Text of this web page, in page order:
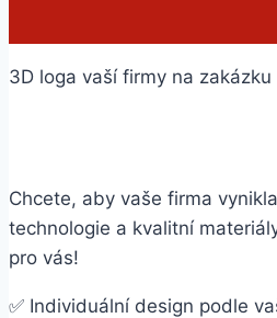
3D loga vaší firmy na zakázku
Chcete, aby vaše firma
technologie a kvalitní
pro vás!
✅ Individuální design podle